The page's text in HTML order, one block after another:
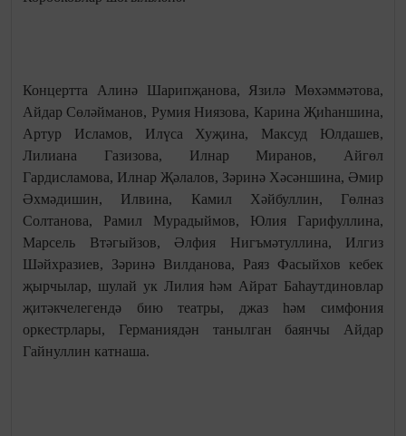
Концертта Алинә Шарипҗанова, Язилә Мөхәммәтова,
Айдар Сөләйманов, Румия Ниязова, Карина Җиһаншина,
Артур Исламов, Илүса Хуҗина, Максуд Юлдашев,
Лилиана Газизова, Илнар Миранов, Айгөл
Гардисламова, Илнар Җәлалов, Зәринә Хәсәншина, Әмир
Әхмәдишин, Илвина, Камил Хәйбуллин, Гөлназ
Солтанова, Рамил Мурадыймов, Юлия Гарифуллина,
Марсель Втәгыйзов, Әлфия Нигъмәтуллина, Илгиз
Шәйхразиев, Зәринә Вилданова, Раяз Фасыйхов кебек
җырчылар, шулай ук Лилия һәм Айрат Баһаутдиновлар
җитәкчелегендә бию театры, джаз һәм симфония
оркестрлары, Германиядән танылган баянчы Айдар
Гайнуллин катнаша.